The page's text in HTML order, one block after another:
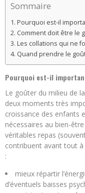
Sommaire
Pourquoi est-il
Comment doit être le
Les collations qui ne
Quand prendre le
Pourquoi est-il
Le goûter du milieu de
deux moments très
croissance des enfants
nécessaires au bien-
véritables repas
contribuent avant tout
:
mieux répartir
d’éventuels baisses